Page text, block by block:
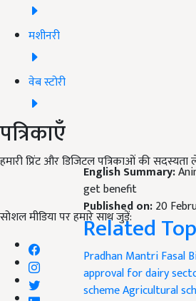
मशीनरी
वेब स्टोरी
पत्रिकाएँ
हमारी प्रिंट और डिजिटल पत्रिकाओं की सदस्यता
सोशल मीडिया पर हमारे साथ जुड़ें:
English Summary:
get benefit
Published on:20
Related
Pradhan Mantri Fasal
approval for dairy
schemeAgricultural